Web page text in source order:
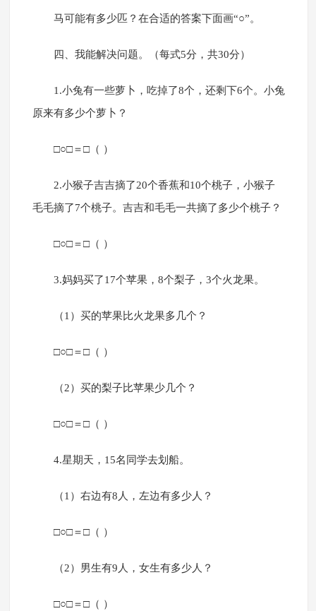
马可能有多少匹？在合适的答案下面画“○”。
四、我能解决问题。（每式5分，共30分）
1.小兔有一些萝卜，吃掉了8个，还剩下6个。小兔
原来有多少个萝卜？
□○□＝□（ ）
2.小猴子吉吉摘了20个香蕉和10个桃子，小猴子
毛毛摘了7个桃子。吉吉和毛毛一共摘了多少个桃子？
□○□＝□（ ）
3.妈妈买了17个苹果，8个梨子，3个火龙果。
（1）买的苹果比火龙果多几个？
□○□＝□（ ）
（2）买的梨子比苹果少几个？
□○□＝□（ ）
4.星期天，15名同学去划船。
（1）右边有8人，左边有多少人？
□○□＝□（ ）
（2）男生有9人，女生有多少人？
□○□＝□（ ）